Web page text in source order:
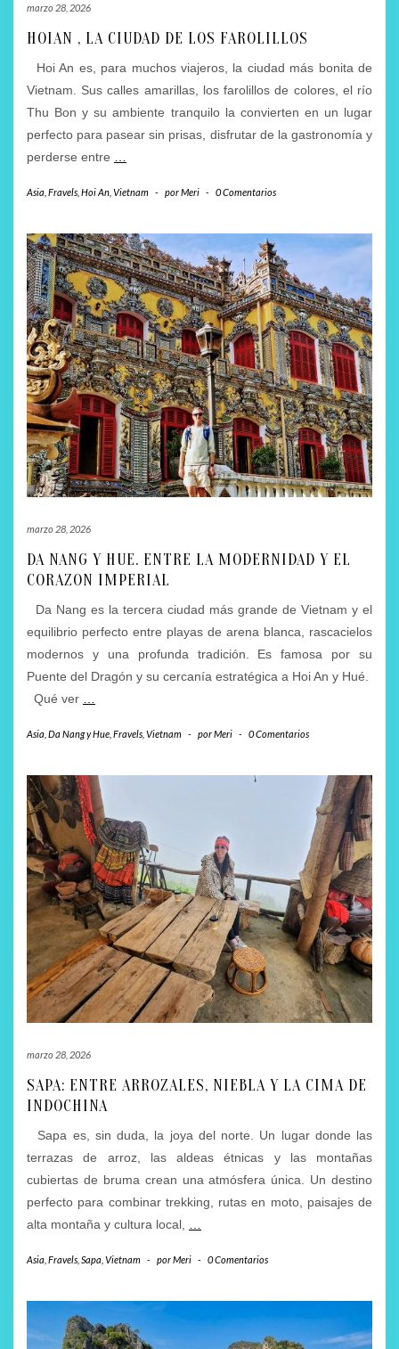
marzo 28, 2026
HOIAN , LA CIUDAD DE LOS FAROLILLOS
Hoi An es, para muchos viajeros, la ciudad más bonita de
Vietnam. Sus calles amarillas, los farolillos de colores, el río
Thu Bon y su ambiente tranquilo la convierten en un lugar
perfecto para pasear sin prisas, disfrutar de la gastronomía y
perderse entre
Asia Fravels Hoi An Vietnam - porMeri - 0 Comentarios
marzo 28, 2026
DA NANG Y HUE. ENTRE LA MODERNIDAD Y EL
CORAZON IMPERIAL
Da Nang es la tercera ciudad más grande de Vietnam y el
equilibrio perfecto entre playas de arena blanca, rascacielos
modernos y una profunda tradición. Es famosa por su
Puente del Dragón y su cercanía estratégica a Hoi An y Hué.
Qué ver
Asia Da Nang y Hue Fravels Vietnam - porMeri - 0 Comentarios
marzo 28, 2026
SAPA: ENTRE ARROZALES, NIEBLA Y LA CIMA DE
INDOCHINA
Sapa es, sin duda, la joya del norte. Un lugar donde las
terrazas de arroz, las aldeas étnicas y las montañas
cubiertas de bruma crean una atmósfera única. Un destino
perfecto para combinar trekking, rutas en moto, paisajes de
alta montaña y cultura local,
Asia Fravels Sapa Vietnam - porMeri - 0 Comentarios